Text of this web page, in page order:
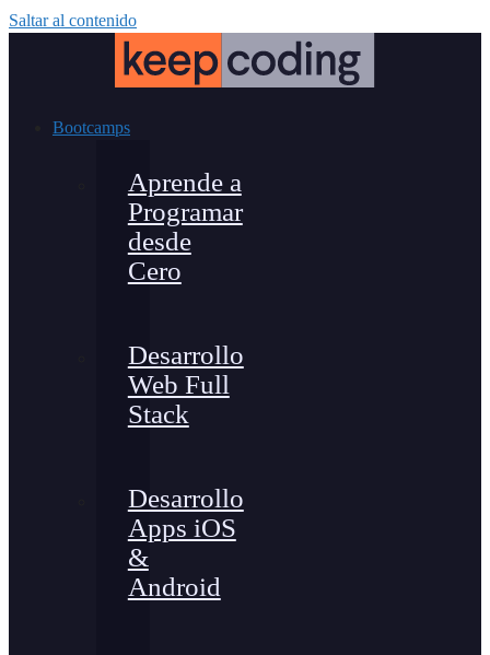
Saltar al contenido
Bootcamps
Aprende a
Programar
desde
Cero
Desarrollo
Web Full
Stack
Desarrollo
Apps iOS
&
Android